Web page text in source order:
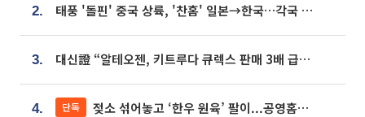
2. 태풍 '돌핀' 중국 상륙, '찬홈' 일본→한국…각국 기상청 예상 경로는?
3. 대신證 “알테오젠, 키트루다 큐렉스 판매 3배 급증…목표가 41만원 상향”
4. 단독 젖소 섞어놓고 ‘한우 원육’ 팔이...공영홈쇼핑 표기·검증 구멍